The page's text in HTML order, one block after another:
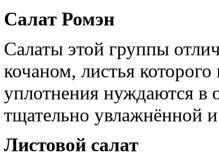
Салат Ромэн
Салаты этой группы
кочаном, листья
уплотнения нуждаются в
тщательно увлажнённой
Листовой салат